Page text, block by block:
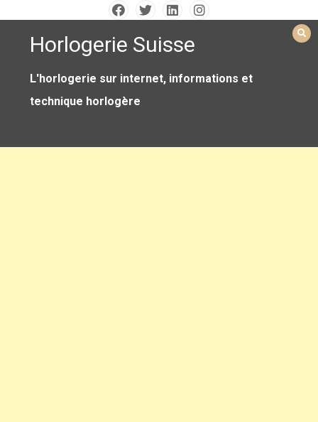
contentHorlogerie Suisse
L'horlogerie sur internet, informations et
technique horlogère